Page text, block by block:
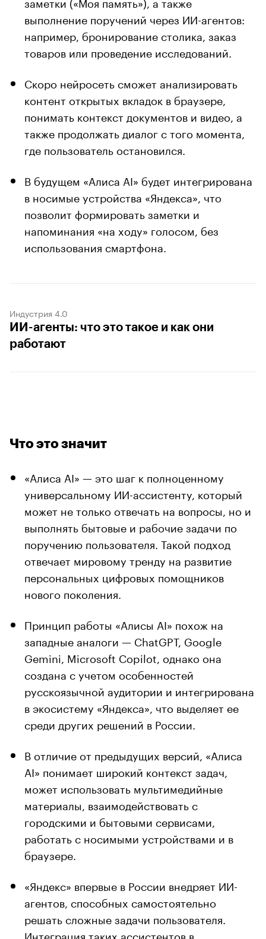
выполнение поручений через ИИ-агентов:
например, бронирование столика, заказ
товаров или проведение исследований.
Скоро нейросеть сможет анализировать
контент открытых вкладок в браузере,
понимать контекст документов и видео, а
также продолжать диалог с того момента,
где пользователь остановился.
В будущем «Алиса AI» будет интегрирована
в носимые устройства «Яндекса», что
позволит формировать заметки и
напоминания «на ходу» голосом, без
использования смартфона.
Индустрия 4.0
ИИ-агенты: что это такое и как они
работают
Что это значит
«Алиса AI» — это шаг к полноценному
универсальному ИИ-ассистенту, который
может не только отвечать на вопросы, но и
выполнять бытовые и рабочие задачи по
поручению пользователя. Такой подход
отвечает мировому тренду на развитие
персональных цифровых помощников
нового поколения.
Принцип работы «Алисы AI» похож на
западные аналоги — ChatGPT, Google
Gemini, Microsoft Copilot, однако она
создана с учетом особенностей
русскоязычной аудитории и интегрирована
в экосистему «Яндекса», что выделяет ее
среди других решений в России.
В отличие от предыдущих версий, «Алиса
AI» понимает широкий контекст задач,
может использовать мультимедийные
материалы, взаимодействовать с
городскими и бытовыми сервисами,
работать с носимыми устройствами и в
браузере.
«Яндекс» впервые в России внедряет ИИ-
агентов, способных самостоятельно
решать сложные задачи пользователя.
Интеграция таких ассистентов в